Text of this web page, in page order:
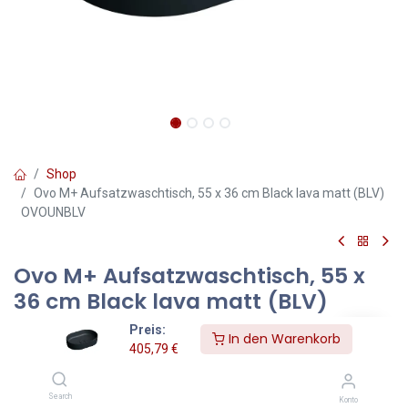
Preis:
405,79 €
In den Warenkorb
Search Konto
Shop
Ovo M+ Aufsatzwaschtisch, 55 x 36 cm Black lava matt (BLV)
OVOUNBLV
Ovo M+ Aufsatzwaschtisch, 55 x
36 cm Black lava matt (BLV)
OVOUNBLV
Farbe: Black lava matt (BLV)
Der Aufsatzwaschtisch aus der OMNIRES OVO Kollektion zeichnet